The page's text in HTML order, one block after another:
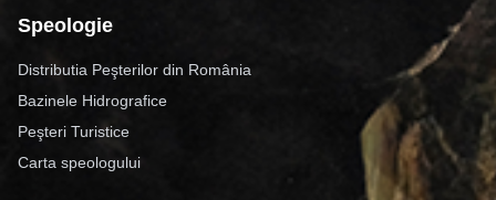
Speologie
Distributia Peşterilor din România
Bazinele Hidrografice
Peşteri Turistice
Carta speologului